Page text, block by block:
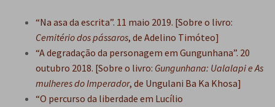
“Na asa da escrita”. 11 maio 2019. [Sobre o livro:
Cemitério dos pássaros, de Adelino Timóteo]
“A degradação da personagem em Gungunhana”. 20
outubro 2018. [Sobre o livro: Gungunhana: Ualalapi e As
mulheres do Imperador, de Ungulani Ba Ka Khosa]
“O percurso da liberdade em Lucílio